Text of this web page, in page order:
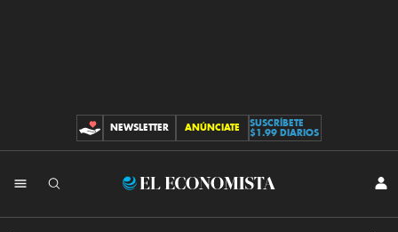
CONTRIBUCIONES
NEWSLETTER ANÚNCIATE
SUSCRÍBETE
$1.99 DIARIOS
El